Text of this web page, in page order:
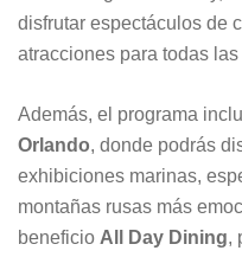
disfrutar espectáculos de
atracciones para todas
Además, el programa
Orlando, donde podrás
exhibiciones marinas,
montañas rusas más
beneficio All Day Dining,